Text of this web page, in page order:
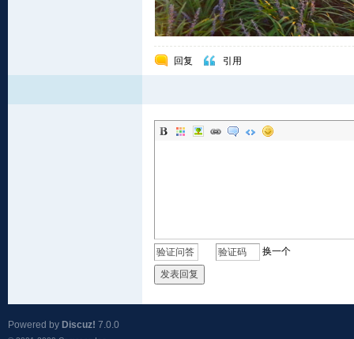
回复 引用
换一个
发表回复
Powered by Discuz! 7.0.0